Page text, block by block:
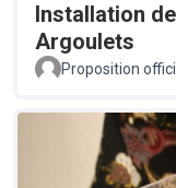
Installation
Argoulets
Proposition